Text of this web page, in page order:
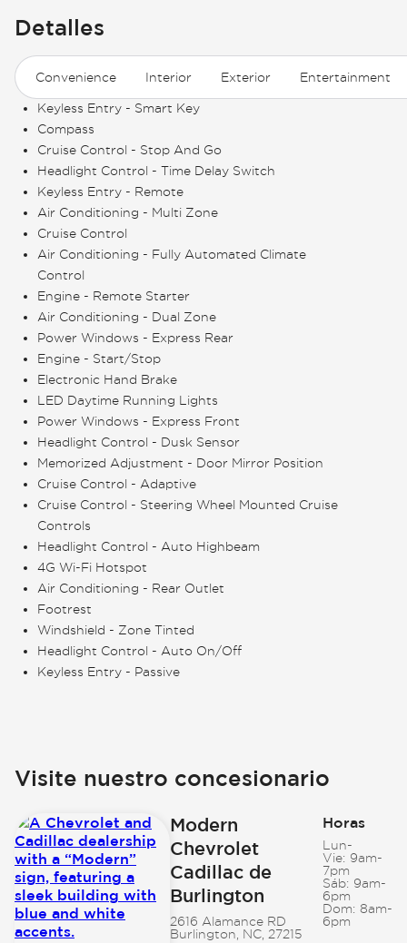
Detalles
Convenience Interior Exterior Entertainment
Keyless Entry - Smart Key
Compass
Cruise Control - Stop And Go
Headlight Control - Time Delay Switch
Keyless Entry - Remote
Air Conditioning - Multi Zone
Cruise Control
Air Conditioning - Fully Automated Climate
Control
Engine - Remote Starter
Air Conditioning - Dual Zone
Power Windows - Express Rear
Engine - Start/Stop
Electronic Hand Brake
LED Daytime Running Lights
Power Windows - Express Front
Headlight Control - Dusk Sensor
Memorized Adjustment - Door Mirror Position
Cruise Control - Adaptive
Cruise Control - Steering Wheel Mounted Cruise
Controls
Headlight Control - Auto Highbeam
4G Wi-Fi Hotspot
Air Conditioning - Rear Outlet
Footrest
Windshield - Zone Tinted
Headlight Control - Auto On/Off
Keyless Entry - Passive
Visite nuestro concesionario
Modern
Chevrolet
Cadillac de
Burlington
2616 Alamance RD
Burlington, NC, 27215
Horas
Lun-
Vie: 9am-
7pm
Sáb: 9am-
6pm
Dom: 8am-
6pm